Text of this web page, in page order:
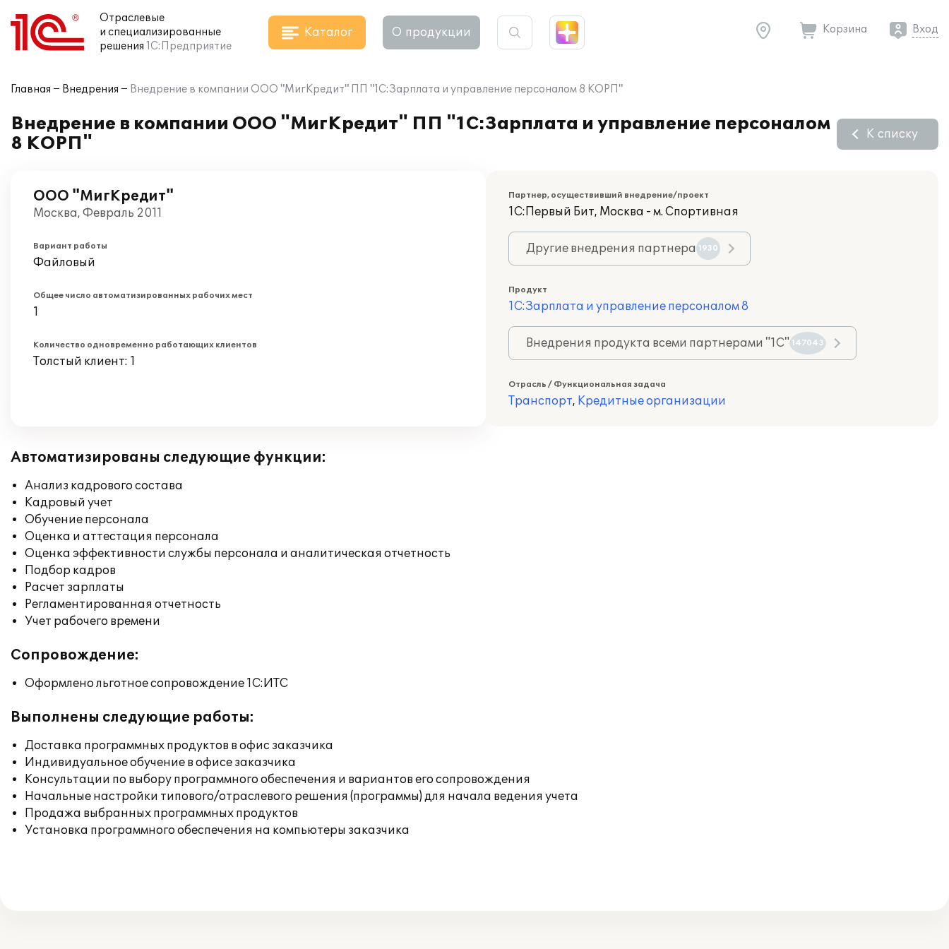
Отраслевые
и специализированные
решения 1С:Предприятие
Каталог О продукции Корзина Вход
Главная Внедрения Внедрение в компании ООО "МигКредит" ПП "1С:Зарплата и управление персоналом 8 КОРП"
Внедрение в компании ООО "МигКредит" ПП "1С:Зарплата и управление персоналом
8 КОРП"
К списку
ООО "МигКредит"
Москва, Февраль 2011
Вариант работы
Файловый
Общее число автоматизированных рабочих мест
1
Количество одновременно работающих клиентов
Толстый клиент: 1
Партнер, осуществивший внедрение/проект
1С:Первый Бит, Москва - м. Спортивная
Другие внедрения партнера 1930
Продукт
1С:Зарплата и управление персоналом 8
Внедрения продукта всеми партнерами "1С" 147043
Отрасль / Функциональная задача
Транспорт, Кредитные организации
Автоматизированы следующие функции:
Анализ кадрового состава
Кадровый учет
Обучение персонала
Оценка и аттестация персонала
Оценка эффективности службы персонала и аналитическая отчетность
Подбор кадров
Расчет зарплаты
Регламентированная отчетность
Учет рабочего времени
Сопровождение:
Оформлено льготное сопровождение 1С:ИТС
Выполнены следующие работы:
Доставка программных продуктов в офис заказчика
Индивидуальное обучение в офисе заказчика
Консультации по выбору программного обеспечения и вариантов его сопровождения
Начальные настройки типового/отраслевого решения (программы) для начала ведения учета
Продажа выбранных программных продуктов
Установка программного обеспечения на компьютеры заказчика